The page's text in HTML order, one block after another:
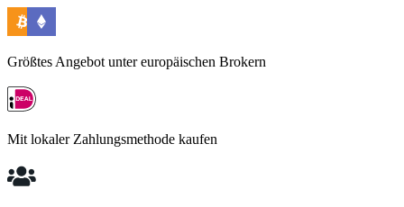
Größtes Angebot unter europäischen Brokern
Mit lokaler Zahlungsmethode kaufen